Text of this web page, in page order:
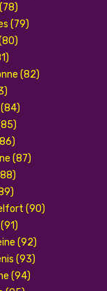
(79)
(82)
(84)
(87)
(90)
(92)
(93)
(94)